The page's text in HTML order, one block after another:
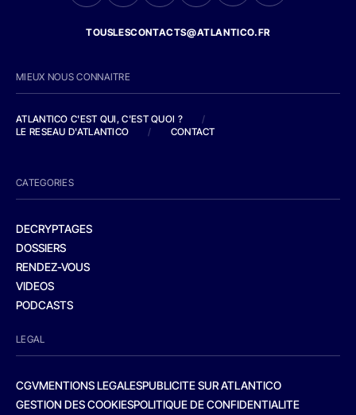
TOUSLESCONTACTS@ATLANTICO.FR
MIEUX NOUS CONNAITRE
ATLANTICO C'EST QUI, C'EST QUOI ?
/
LE RESEAU D'ATLANTICO
/ CONTACT
CATEGORIES
DECRYPTAGES
DOSSIERS
RENDEZ-VOUS
VIDEOS
PODCASTS
LEGAL
CGVMENTIONS LEGALESPUBLICITE SUR ATLANTICO
GESTION DES COOKIESPOLITIQUE DE CONFIDENTIALITE